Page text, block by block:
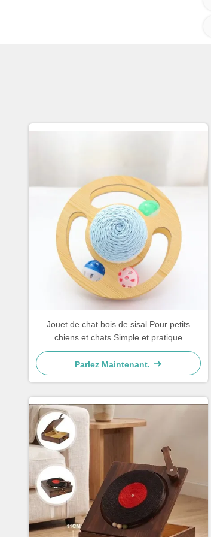
Jouet de chat bois de sisal Pour petits
chiens et chats Simple et pratique
Parlez Maintenant.